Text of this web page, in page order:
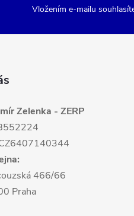
Vložením e-mailu
Zelenka - ZERP
466/66
Praha